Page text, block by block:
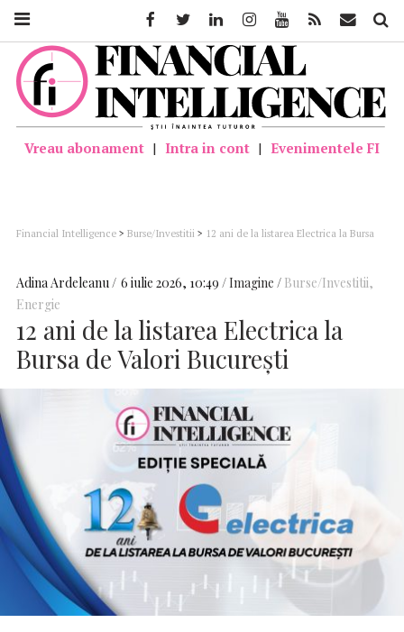
Vreau abonament | Intra in cont | Evenimentele FI
Financial Intelligence > Burse/Investitii > 12 ani de la listarea Electrica la Bursa
Adina Ardeleanu 6 iulie 2026, 10:49 Imagine Burse/Investitii,
Energie
12 ani de la listarea Electrica la
Bursa de Valori București
FacebookTwitter LinkedinInstagramYoutube Feed Mail